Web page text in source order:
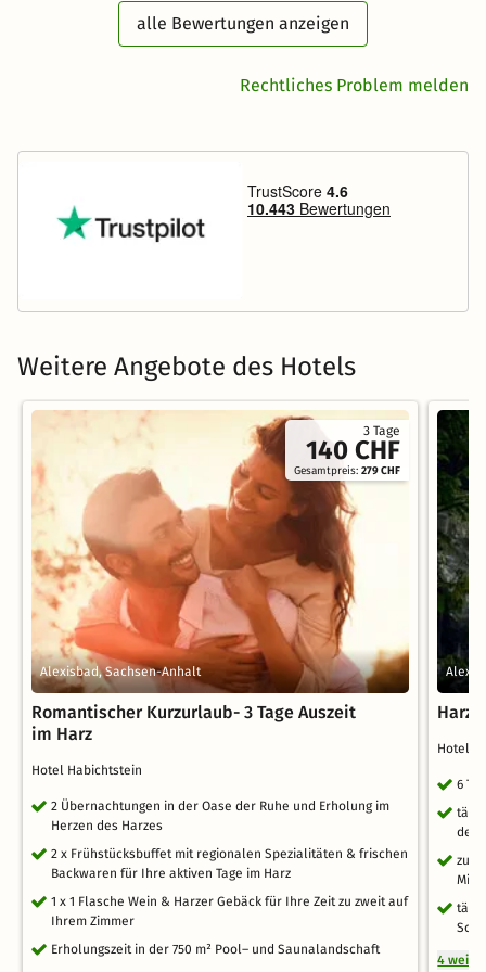
alle Bewertungen anzeigen
Rechtliches Problem melden
Weitere Angebote des Hotels
3 Tage
140 CHF
Gesamtpreis:279 CHF
Alexisbad, Sachsen-Anhalt
Romantischer Kurzurlaub- 3 Tage Auszeit
im Harz
Hotel Habichtstein
2 Übernachtungen in der Oase der Ruhe und Erholung im
Herzen des Harzes
2 x Frühstücksbuffet mit regionalen Spezialitäten & frischen
Backwaren für Ihre aktiven Tage im Harz
1 x 1 Flasche Wein & Harzer Gebäck für Ihre Zeit zu zweit auf
Ihrem Zimmer
Erholungszeit in der 750 m² Pool– und Saunalandschaft
Hotel
6
des
zur
4